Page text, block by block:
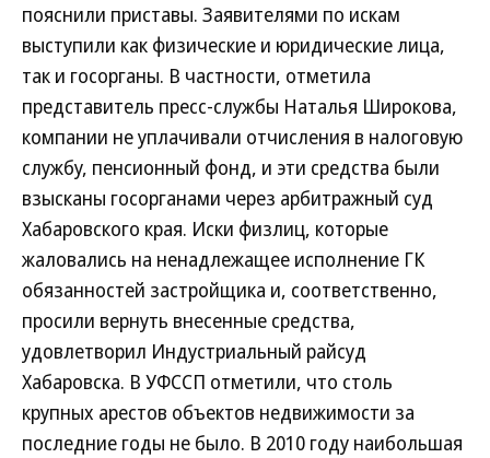
пояснили приставы. Заявителями по искам
выступили как физические и юридические лица,
так и госорганы. В частности, отметила
представитель пресс-службы Наталья Широкова,
компании не уплачивали отчисления в налоговую
службу, пенсионный фонд, и эти средства были
взысканы госорганами через арбитражный суд
Хабаровского края. Иски физлиц, которые
жаловались на ненадлежащее исполнение ГК
обязанностей застройщика и, соответственно,
просили вернуть внесенные средства,
удовлетворил Индустриальный райсуд
Хабаровска. В УФССП отметили, что столь
крупных арестов объектов недвижимости за
последние годы не было. В 2010 году наибольшая